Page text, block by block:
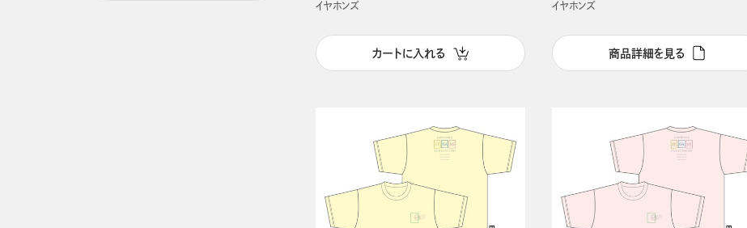
イヤホンズ
カートに入れる
イヤホンズ
商品詳細を見る